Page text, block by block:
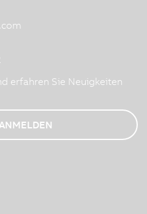
erfahren Sie Neuigkeiten